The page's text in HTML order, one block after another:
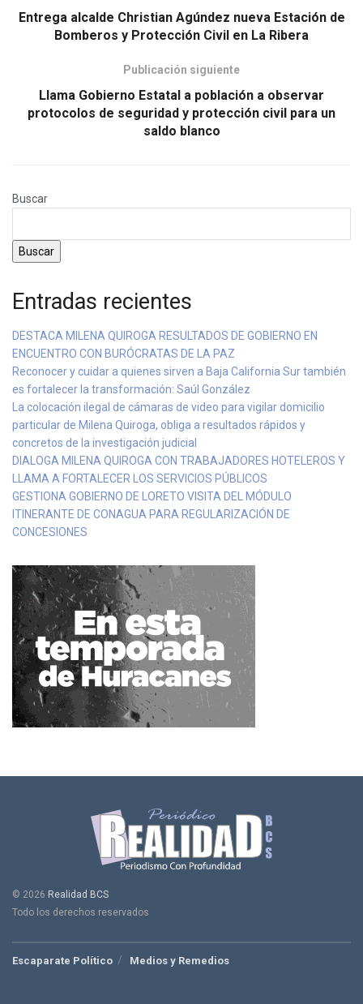
Entrega alcalde Christian Agúndez nueva Estación de
Bomberos y Protección Civil en La Ribera
Publicación siguiente
Llama Gobierno Estatal a población a observar
protocolos de seguridad y protección civil para un
saldo blanco
Buscar
Buscar
Entradas recientes
DESTACA MILENA QUIROGA RESULTADOS DE GOBIERNO EN
ENCUENTRO CON BURÓCRATAS DE LA PAZ
Reconocer y cuidar a quienes sirven a Baja California Sur también
es fortalecer la transformación: Saúl González
La colocación ilegal de cámaras de video para vigilar domicilio
particular de Milena Quiroga, obliga a resultados rápidos y
concretos de la investigación judicial
DIALOGA MILENA QUIROGA CON TRABAJADORES HOTELEROS Y
LLAMA A FORTALECER LOS SERVICIOS PÚBLICOS
GESTIONA GOBIERNO DE LORETO VISITA DEL MÓDULO
ITINERANTE DE CONAGUA PARA REGULARIZACIÓN DE
CONCESIONES
© 2026 Realidad BCS
Todo los derechos reservados
Escaparate Político Medios y Remedios